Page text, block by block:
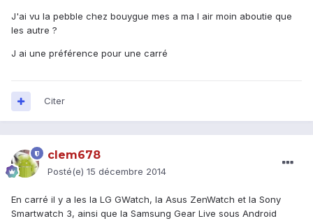
J'ai vu la pebble chez bouygue mes a ma l air moin aboutie que
les autre ?
J ai une préférence pour une carré
Citer
clem678
Posté(e) 15 décembre 2014
En carré il y a les la LG GWatch, la Asus ZenWatch et la Sony
Smartwatch 3, ainsi que la Samsung Gear Live sous Android